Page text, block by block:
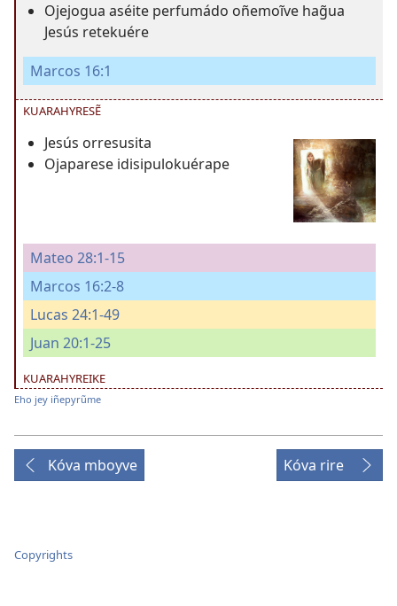
Ojejogua aséite perfumádo oñemoĩve hag̃ua
Jesús retekuére
Marcos 16:1
KUARAHYRESẼ
Jesús orresusita
Ojaparese idisipulokuérape
Mateo 28:1-15
Marcos 16:2-8
Lucas 24:1-49
Juan 20:1-25
KUARAHYREIKE
Eho jey iñepyrũme
Kóva mboyve Kóva rire
Copyrights